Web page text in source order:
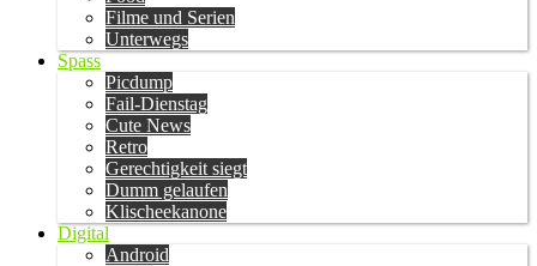
Filme und Serien
Unterwegs
Spass
Picdump
Fail-Dienstag
Cute News
Retro
Gerechtigkeit siegt
Dumm gelaufen
Klischeekanone
Digital
Android